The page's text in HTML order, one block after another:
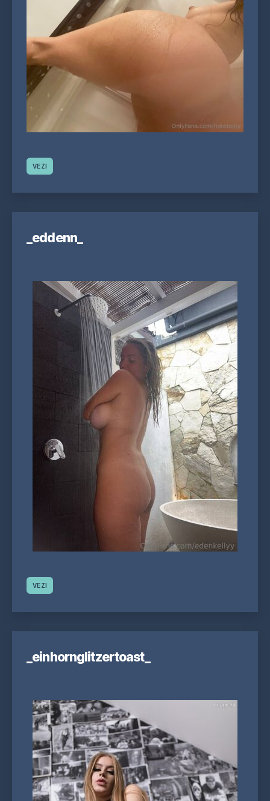
VEZI
_eddenn_
VEZI
_einhornglitzertoast_